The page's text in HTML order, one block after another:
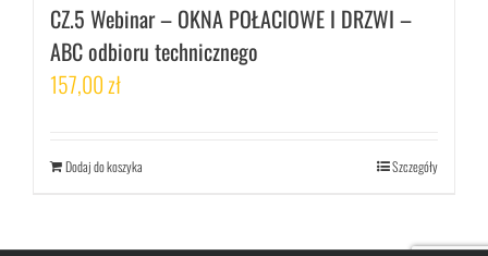
CZ.5 Webinar – OKNA POŁACIOWE I DRZWI –
ABC odbioru technicznego
157,00zł
Dodaj do koszyka Szczegóły